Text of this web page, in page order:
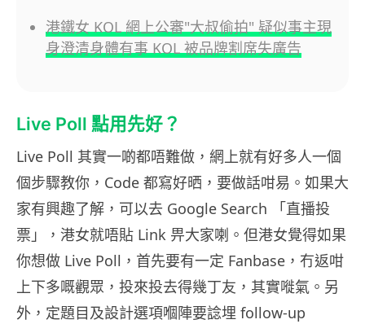
港鐵女 KOL 網上公審"大叔偷拍" 疑似事主現
身澄清身體有事 KOL 被品牌割席失廣告
Live Poll 點用先好？
Live Poll 其實一啲都唔難做，網上就有好多人一個
個步驟教你，Code 都寫好晒，要做話咁易。如果大
家有興趣了解，可以去 Google Search 「直播投
票」，港女就唔貼 Link 畀大家喇。但港女覺得如果
你想做 Live Poll，首先要有一定 Fanbase，冇返咁
上下多嘅觀眾，投來投去得幾丁友，其實嘥氣。另
外，定題目及設計選項嗰陣要諗埋 follow-up